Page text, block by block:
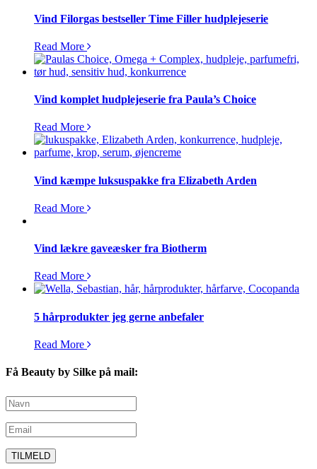
Vind Filorgas bestseller Time Filler hudplejeserie
Read More
Vind komplet hudplejeserie fra Paula’s Choice
Read More
Vind kæmpe luksuspakke fra Elizabeth Arden
Read More
Vind lækre gaveæsker fra Biotherm
Read More
5 hårprodukter jeg gerne anbefaler
Read More
Få Beauty by Silke på mail: